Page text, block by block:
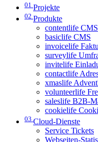
01 Projekte
02 Produkte
contentlife CMS
basiclife CMS
invoicelife
surveylife
invitelife
contactlife
xmaslife
volunteerlife
saleslife B2B-
cookielife
03 Cloud-Dienste
Service Tickets
Webseiten-